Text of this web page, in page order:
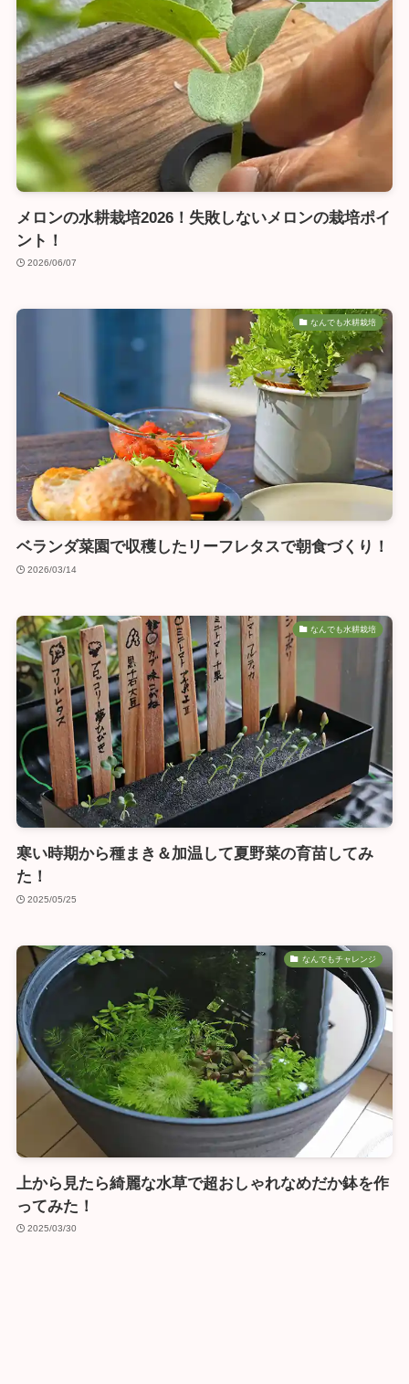
メロンの水耕栽培2026！失敗しないメロンの栽培ポイ
ント！
2026/06/07
なんでも水耕栽培
ベランダ菜園で収穫したリーフレタスで朝食づくり！
2026/03/14
なんでも水耕栽培
寒い時期から種まき＆加温して夏野菜の育苗してみ
た！
2025/05/25
なんでもチャレンジ
上から見たら綺麗な水草で超おしゃれなめだか鉢を作
ってみた！
2025/03/30